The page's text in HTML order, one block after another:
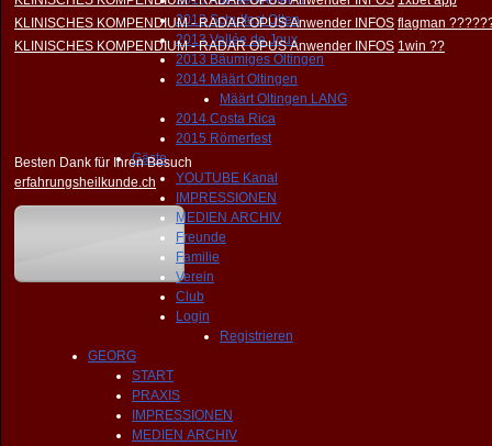
2013 Schulfest Olten
2013 Vallée de Joux
2013 Bäumiges Oltingen
2014 Määrt Oltingen
Määrt Oltingen LANG
2014 Costa Rica
2015 Römerfest
Gäste
YOUTUBE Kanal
IMPRESSIONEN
MEDIEN ARCHIV
Freunde
Familie
Verein
Club
Login
Registrieren
GEORG
START
PRAXIS
IMPRESSIONEN
MEDIEN ARCHIV
KLINISCHES KOMPENDIUM - RADAR OPUS Anwender INFOS flagman
KLINISCHES KOMPENDIUM - RADAR OPUS Anwender INFOS 1win ??
Besten Dank für Ihren Besuch
erfahrungsheilkunde.ch